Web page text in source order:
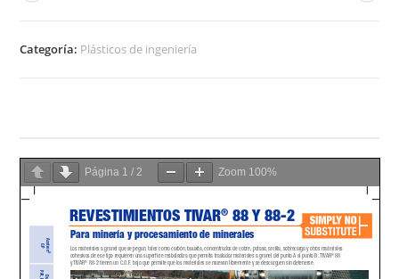
Categoría: Plásticos de ingeniería
Página 1 /2 Zoom 100%